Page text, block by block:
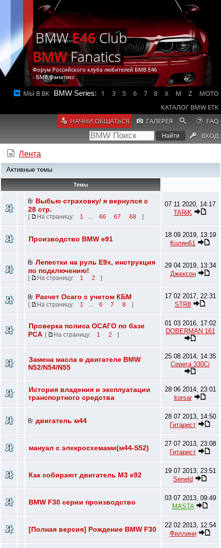
BMWE46Club
BMWFanatics
Форум Российского клуба любителей БМВ Е46
- БМВ Фанатикс
МЫ В ВК BMW Series: 1 3 5 6 7 8 X M Z
MOTO
КАТАЛОГ BMW ETK
НАЧНИ ОБЩАТЬСЯ
ГАЛЕРЕЯ
FAQ
ВХОД
Лента
Активные темы
Темы
Выбью страховку/ я вернулся с
28 стр.
[ На страницу: 1 ... 66 67 68 ]
07 11 2020, 14:17
TARiK
Производство BMW e91
18 09 2019, 13:19
Колян61
Лепестки на руль E9х, инструкция
по подключению!
[ На страницу: 1 2 ]
29 04 2019, 13:34
Джексон
Расчет Осаго с учетом КБМ
[ На страницу: 1 ... 6 7 8 ]
17 02 2017, 22:31
STR8
Проверка полиса ОСАГО по базе
РСА [ На страницу: 1 2 ]
01 03 2016, 17:02
DOBERMAN 161
Замена масла в двигателе BMW
N52/N54/N55
25 08 2014, 14:35
Серега 330Ci
История владения и эксплуатации
транспортного средства
28 06 2014, 23:01
korsar
двигатель м44
28 07 2013, 14:50
Гитарист
мануал с элекросхемами(м44-S52)
27 07 2013, 23:08
Гитарист
Как собирают двигатель М3 е92
19 07 2013, 23:51
Seneld
BMW F30 серии производство
03 07 2013, 09:49
MASTA
[Полная версия] Рождение BMW F30
22 02 2013, 12:54
Филлини